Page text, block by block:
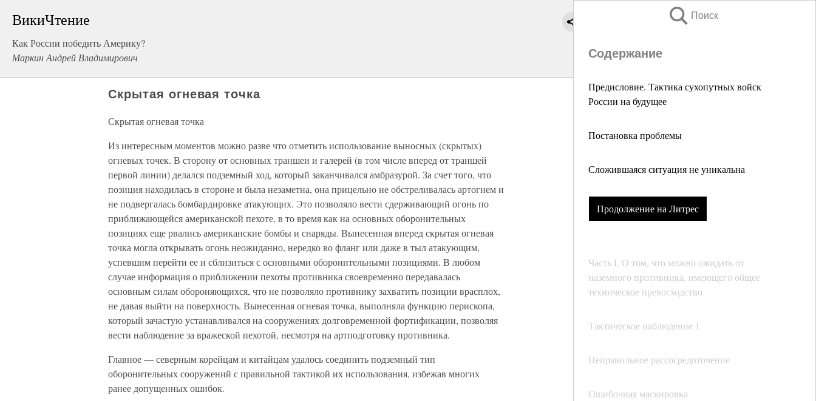
ВикиЧтение
Как России победить Америку?
Маркин Андрей Владимирович
Поиск
Содержание
Предисловие. Тактика сухопутных войск
России на будущее
Постановка проблемы
Сложившаяся ситуация не уникальна
Продолжение на Литрес
Часть I. О том, что можно ожидать от
наземного противника, имеющего общее
техническое превосходство
Тактическое наблюдение 1
Неправильное рассосредоточение
Ошибочная маскировка
Скрытая огневая точка
Скрытая огневая точка
Из интересным моментов можно разве что отметить использование выносных (скрытых)
огневых точек. В сторону от основных траншеи и галерей (в том числе вперед от траншей
первой линии) делался подземный ход, который заканчивался амбразурой. За счет того, что
позиция находилась в стороне и была незаметна, она прицельно не обстреливалась артогнем и
не подвергалась бомбардировке атакующих. Это позволяло вести сдерживающий огонь по
приближающейся американской пехоте, в то время как на основных оборонительных
позициях еще рвались американские бомбы и снаряды. Вынесенная вперед скрытая огневая
точка могла открывать огонь неожиданно, нередко во фланг или даже в тыл атакующим,
успевшим перейти ее и сблизиться с основными оборонительными позициями. В любом
случае информация о приближении пехоты противника своевременно передавалась
основным силам обороняющихся, что не позволяло противнику захватить позиции врасплох,
не давая выйти на поверхность. Вынесенная огневая точка, выполняла функцию перископа,
который зачастую устанавливался на сооружениях долговременной фортификации, позволяя
вести наблюдение за вражеской пехотой, несмотря на артподготовку противника.
Главное — северным корейцам и китайцам удалось соединить подземный тип
оборонительных сооружений с правильной тактикой их использования, избежав многих
ранее допущенных ошибок.